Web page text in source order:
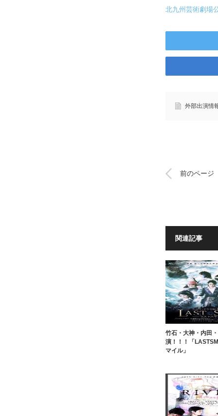
北九州芸術劇場
外部出演情
前のページ
関連記事
竹石・大神・内田
演！！！「
マイル」